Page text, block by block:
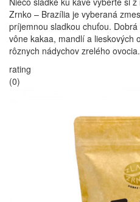
Zrnko – Brazília je vyberaná
príjemnou sladkou chuťou.
vône kakaa, mandlí a lieskových
rôznych nádychov zrelého
rating
(0)